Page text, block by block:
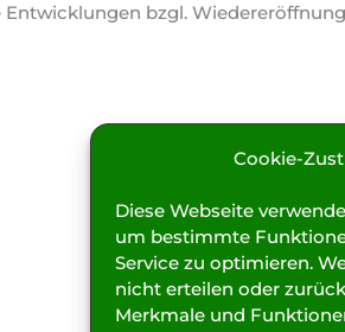
Cookie-
Diese Webseite
um bestimmte
Service zu optimieren.
nicht erteilen oder
Merkmale und
bzgl.